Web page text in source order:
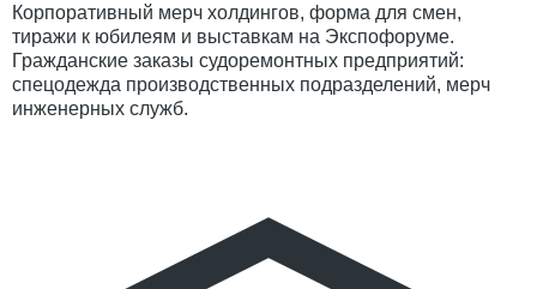
Корпоративный мерч холдингов, форма для смен,
тиражи к юбилеям и выставкам на Экспофоруме.
Гражданские заказы судоремонтных предприятий:
спецодежда производственных подразделений, мерч
инженерных служб.